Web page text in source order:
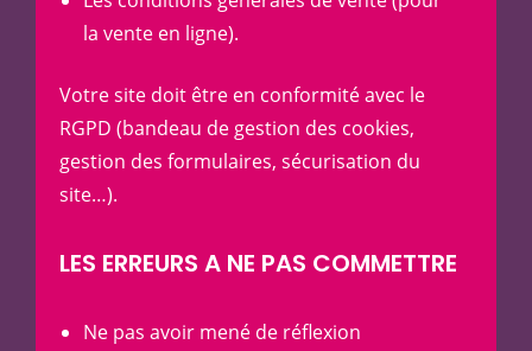
la vente en ligne).
Votre site doit être en conformité avec le
RGPD (bandeau de gestion des cookies,
gestion des formulaires, sécurisation du
site…).
LES ERREURS A NE PAS COMMETTRE
Ne pas avoir mené de réflexion